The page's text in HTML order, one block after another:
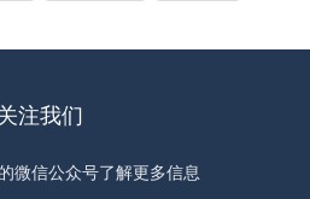
注我们
微信公众号了解更多信息